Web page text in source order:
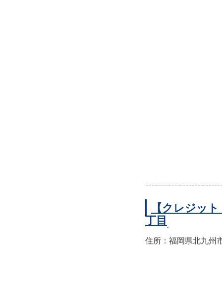
【クレジッ
丁目
住所：福岡県北九州